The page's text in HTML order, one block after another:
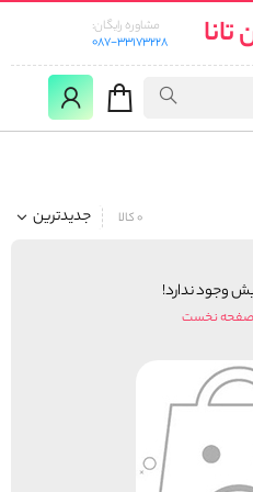
تانا
مشاوره رایگان:
087-33173228
جدیدترین 0 کالا
وجود ندارد!
صفحه نخست